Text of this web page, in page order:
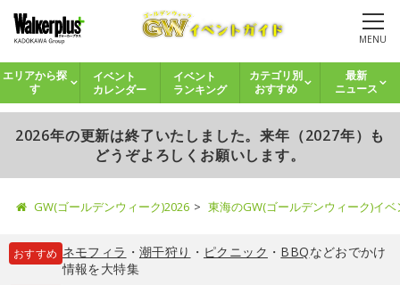
MENU
エリアから探
す
イベント
カレンダー
イベント
ランキング
カテゴリ別
おすすめ
最新
ニュース
2026年の更新は終了いたしました。来年（2027年）も
どうぞよろしくお願いします。
GW(ゴールデンウィーク)2026 東海のGW(ゴールデンウィーク)イ
おすすめ ネモフィラ ・ 潮干狩り ・ ピクニック ・ BBQなどおでかけ
情報を大特集